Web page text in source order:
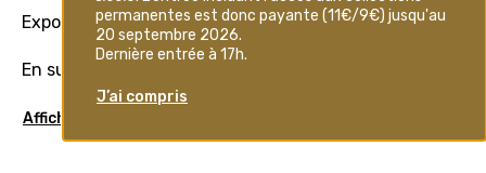
Exposition temporaire
En sus du billet d'entrée dans l'exposition
Afficher plus